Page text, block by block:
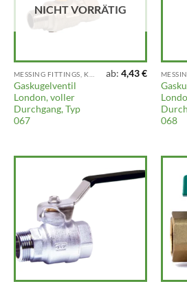
NICHT VORRÄTIG
Gaskugelventil
London, voller
Durchgang, Typ
067
ab:4,43€
068